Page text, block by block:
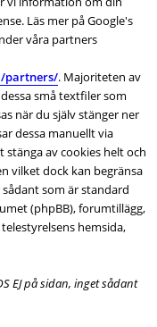
Läs mer på Google's
våra partners
partners/. Majoriteten av
små textfiler som
när du själv stänger ner
dessa manuellt via
stänga av cookies helt och
vilket dock kan begränsa
som är standard
(phpBB), forumtillägg,
hemsida,
EJ på sidan, inget sådant